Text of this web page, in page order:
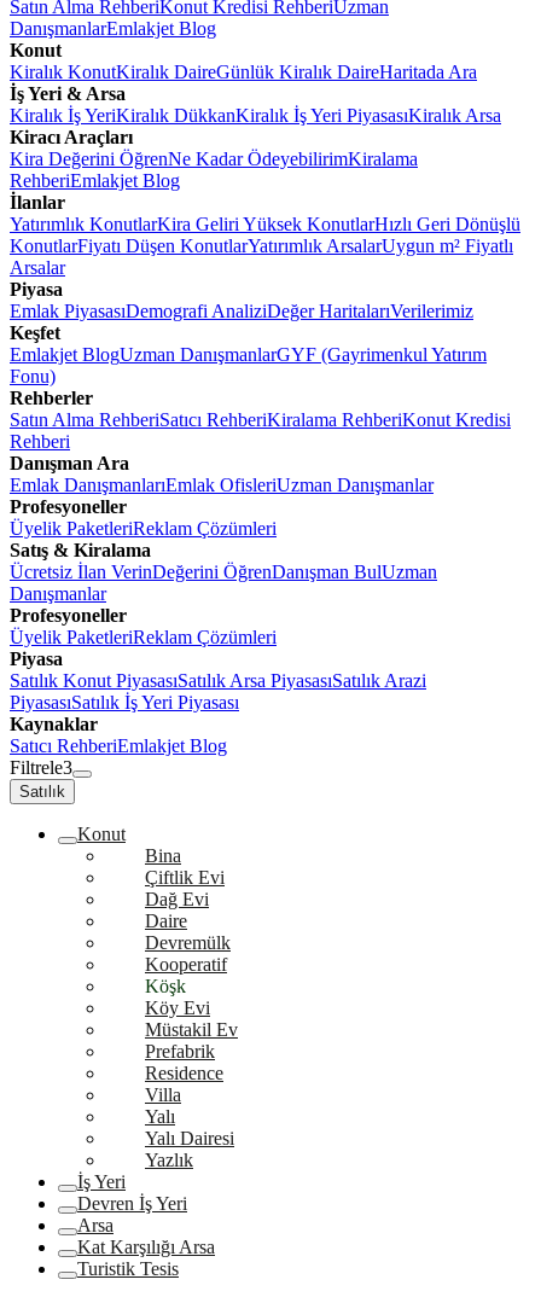
Satın Alma RehberiKonut Kredisi RehberiUzman
DanışmanlarEmlakjet Blog
Konut
Kiralık KonutKiralık DaireGünlük Kiralık DaireHaritada Ara
İş Yeri & Arsa
Kiralık İş YeriKiralık DükkanKiralık İş Yeri PiyasasıKiralık Arsa
Kiracı Araçları
Kira Değerini ÖğrenNe Kadar ÖdeyebilirimKiralama
RehberiEmlakjet Blog
İlanlar
Yatırımlık KonutlarKira Geliri Yüksek KonutlarHızlı Geri Dönüşlü
KonutlarFiyatı Düşen KonutlarYatırımlık ArsalarUygun m² Fiyatlı
Arsalar
Piyasa
Emlak PiyasasıDemografi AnaliziDeğer HaritalarıVerilerimiz
Keşfet
Emlakjet BlogUzman DanışmanlarGYF (Gayrimenkul Yatırım
Fonu)
Rehberler
Satın Alma RehberiSatıcı RehberiKiralama RehberiKonut Kredisi
Rehberi
Danışman Ara
Emlak DanışmanlarıEmlak OfisleriUzman Danışmanlar
Profesyoneller
Üyelik PaketleriReklam Çözümleri
Satış & Kiralama
Ücretsiz İlan VerinDeğerini ÖğrenDanışman BulUzman
Danışmanlar
Profesyoneller
Üyelik PaketleriReklam Çözümleri
Piyasa
Satılık Konut PiyasasıSatılık Arsa PiyasasıSatılık Arazi
PiyasasıSatılık İş Yeri Piyasası
Kaynaklar
Satıcı RehberiEmlakjet Blog
Filtrele3
Satılık
Konut
Bina
Çiftlik Evi
Dağ Evi
Daire
Devremülk
Kooperatif
Köşk
Köy Evi
Müstakil Ev
Prefabrik
Residence
Villa
Yalı
Yalı Dairesi
Yazlık
İş Yeri
Devren İş Yeri
Arsa
Kat Karşılığı Arsa
Turistik Tesis